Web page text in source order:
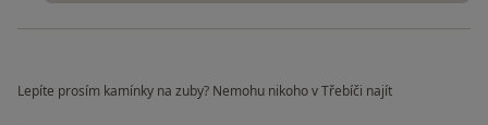
Lepíte prosím kamínky na zuby? Nemohu nikoho v Třebíči najít